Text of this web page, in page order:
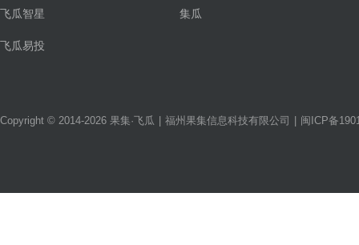
飞瓜智星
飞瓜易投
集瓜
Copyright © 2014-2026 果集·飞瓜 福州果集信息科技有限公司 闽ICP备